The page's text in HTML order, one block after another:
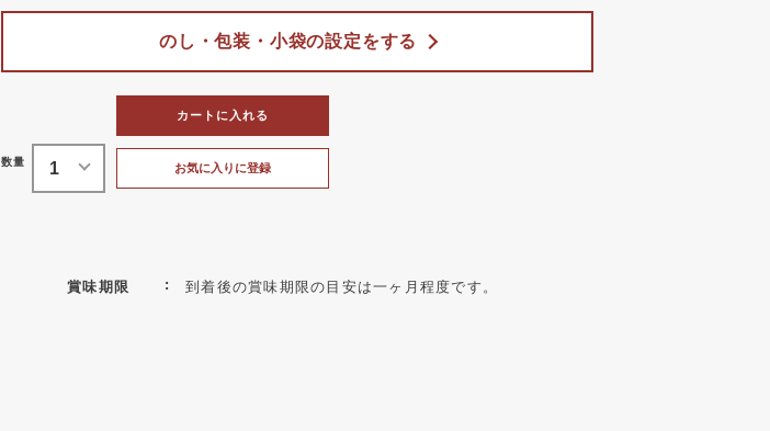
のし・包装・小袋の設定をする
お気に入りに登録
カートに入れる
賞味期限 到着後の賞味期限の目安は一ヶ月程度です。